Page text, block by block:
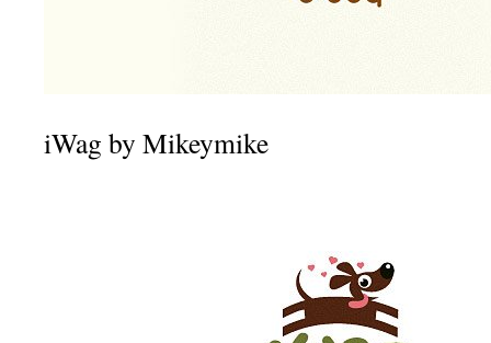
iWag by Mikeymike